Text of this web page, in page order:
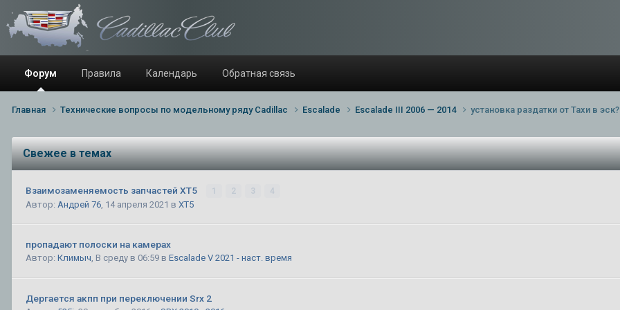
Форум Правила Календарь Обратная связь
Главная Технические вопросы по модельному ряду Cadillac Escalade Escalade III 2006 — 2014 установка раздатки от Тахи в эск?
Свежее в темах
Взаимозаменяемость запчастей XT5 1 2 3 4
Автор: Андрей 76 14 апреля 2021 в XT5
пропадают полоски на камерах
Автор: Климыч В среду в 06:59 в Escalade V 2021 - наст. время
Дергается акпп при переключении Srx 2